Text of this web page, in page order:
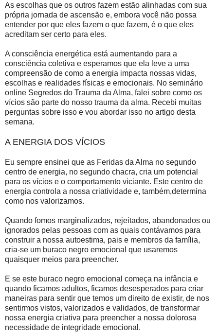
As escolhas que os outros fazem estão alinhadas com sua
própria jornada de ascensão e, embora você não possa
entender por que eles fazem o que fazem, é o que eles
acreditam ser certo para eles.
A consciência energética está aumentando para a
consciência coletiva e esperamos que ela leve a uma
compreensão de como a energia impacta nossas vidas,
escolhas e realidades físicas e emocionais. No seminário
online Segredos do Trauma da Alma, falei sobre como os
vícios são parte do nosso trauma da alma. Recebi muitas
perguntas sobre isso e vou abordar isso no artigo desta
semana.
A ENERGIA DOS VÍCIOS
Eu sempre ensinei que as Feridas da Alma no segundo
centro de energia, no segundo chacra, cria um potencial
para os vícios e o comportamento viciante. Este centro de
energia controla a nossa criatividade e, também,determina
como nos valorizamos.
Quando fomos marginalizados, rejeitados, abandonados ou
ignorados pelas pessoas com as quais contávamos para
construir a nossa autoestima, pais e membros da família,
cria-se um buraco negro emocional que usaremos
quaisquer meios para preencher.
E se este buraco negro emocional começa na infância e
quando ficamos adultos, ficamos desesperados para criar
maneiras para sentir que temos um direito de existir, de nos
sentirmos vistos, valorizados e validados, de transformar
nossa energia criativa para preencher a nossa dolorosa
necessidade de integridade emocional.